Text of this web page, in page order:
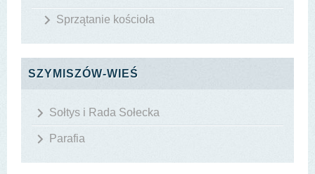
Sprzątanie kościoła
SZYMISZÓW-WIEŚ
Sołtys i Rada Sołecka
Parafia